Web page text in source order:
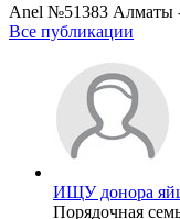
Anel №51383 Алматы
Все публикации
ИЩУ донора
Порядочная